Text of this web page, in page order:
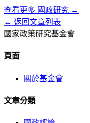
查看更多 國政研究 →
← 返回文章列表
國家政策研究基金會
頁面
關於基金會
文章分類